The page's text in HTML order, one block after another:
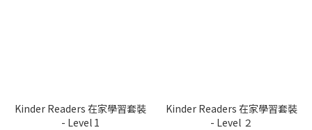
Kinder Readers 在家學習套裝
- Level 1
Kinder Readers 在家學習套裝
- Level ２